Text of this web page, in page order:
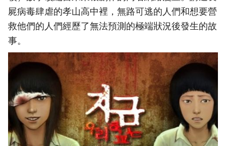
屍病毒肆虐的孝山高中裡，無路可逃的人們和想要營
救他們的人們經歷了無法預測的極端狀況後發生的故
事。